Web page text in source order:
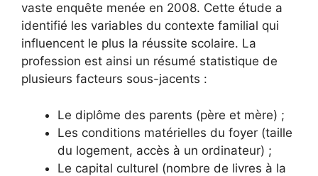
vaste enquête menée en 2008. Cette étude a
identifié les variables du contexte familial qui
influencent le plus la réussite scolaire. La
profession est ainsi un résumé statistique de
plusieurs facteurs sous-jacents :
Le diplôme des parents (père et mère) ;
Les conditions matérielles du foyer (taille
du logement, accès à un ordinateur) ;
Le capital culturel (nombre de livres à la